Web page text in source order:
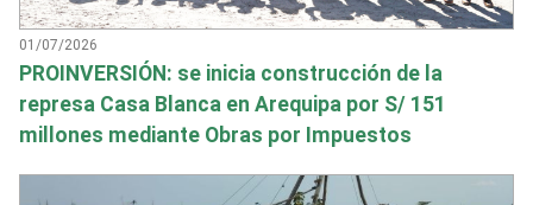
01/07/2026
PROINVERSIÓN: se inicia construcción de la
represa Casa Blanca en Arequipa por S/ 151
millones mediante Obras por Impuestos